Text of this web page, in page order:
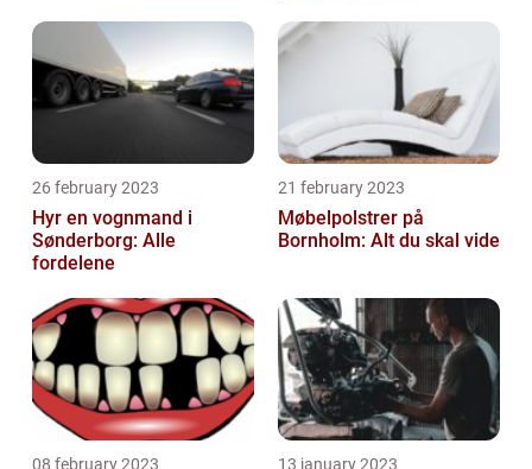
26 february 2023
Hyr en vognmand i
Sønderborg: Alle
fordelene
21 february 2023
Møbelpolstrer på
Bornholm: Alt du skal vide
08 february 2023 13 january 2023